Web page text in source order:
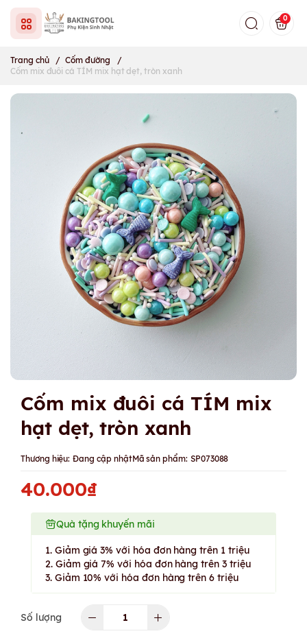
0
Trang chủ / Cốm đường
/
Cốm mix đuôi cá TÍM mix hạt dẹt, tròn xanh
Cốm mix đuôi cá TÍM mix
hạt dẹt, tròn xanh
Thương hiệu: Đang cập nhậtMã sản phẩm: SP073088
40.000₫
Quà tặng khuyến mãi
1. Giảm giá 3% với hóa đơn hàng trên 1 triệu
2. Giảm giá 7% với hóa đơn hàng trên 3 triệu
3. Giảm 10% với hóa đơn hàng trên 6 triệu
Số lượng